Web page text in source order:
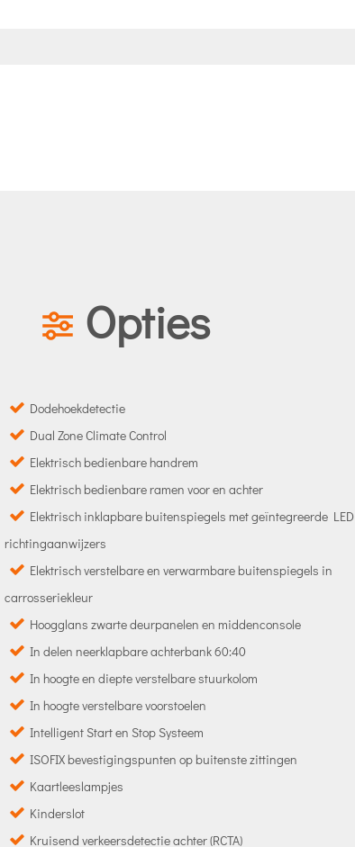
Opties
Dodehoekdetectie
Dual Zone Climate Control
Elektrisch bedienbare handrem
Elektrisch bedienbare ramen voor en achter
Elektrisch inklapbare buitenspiegels met geïntegreerde LED
richtingaanwijzers
Elektrisch verstelbare en verwarmbare buitenspiegels in
carrosseriekleur
Hoogglans zwarte deurpanelen en middenconsole
In delen neerklapbare achterbank 60:40
In hoogte en diepte verstelbare stuurkolom
In hoogte verstelbare voorstoelen
Intelligent Start en Stop Systeem
ISOFIX bevestigingspunten op buitenste zittingen
Kaartleeslampjes
Kinderslot
Kruisend verkeersdetectie achter (RCTA)